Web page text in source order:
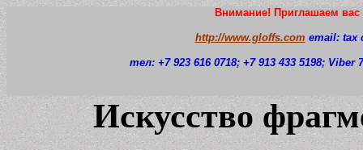
Внимание! Приглашаем
http://www.gloffs.com email: tax
тел: +7 923 616 0718; +7 913 433 5198; Viber
Искусство